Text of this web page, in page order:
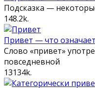
Подсказка —
148.2k.
Привет — что
Слово «привет»
повседневной
13134k.